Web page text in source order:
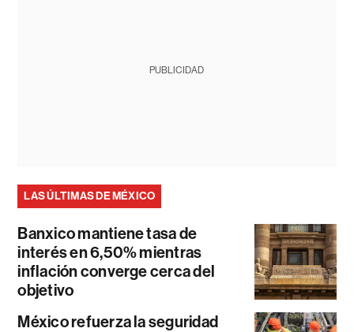
PUBLICIDAD
LAS ÚLTIMAS DE MÉXICO
Banxico mantiene tasa de
interés en 6,50% mientras
inflación converge cerca del
objetivo
México refuerza la seguridad